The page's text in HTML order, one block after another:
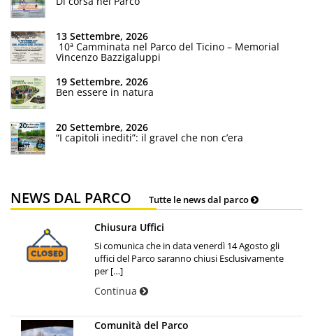
13 Settembre, 2026
10ª Camminata nel Parco del Ticino – Memorial
Vincenzo Bazzigaluppi
19 Settembre, 2026
Ben essere in natura
20 Settembre, 2026
“I capitoli inediti”: il gravel che non c’era
NEWS DAL PARCO Tutte le news dal parco
Chiusura Uffici
Si comunica che in data venerdì 14 Agosto gli
uffici del Parco saranno chiusi Esclusivamente
per […]
Continua
Comunità del Parco